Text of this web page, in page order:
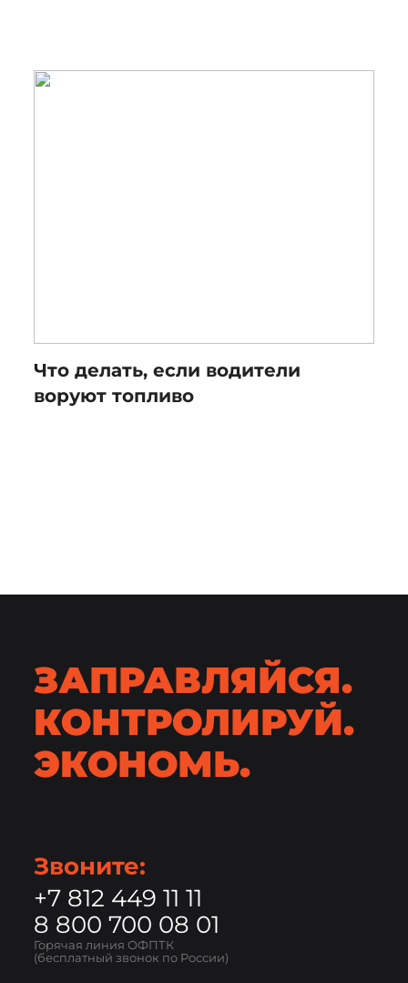
Что делать, если водители
воруют топливо
ЗАПРАВЛЯЙСЯ.
КОНТРОЛИРУЙ.
ЭКОНОМЬ.
Звоните:
+7 812 449 11 11
8 800 700 08 01
Горячая линия ОФПТК
(бесплатный звонок по России)